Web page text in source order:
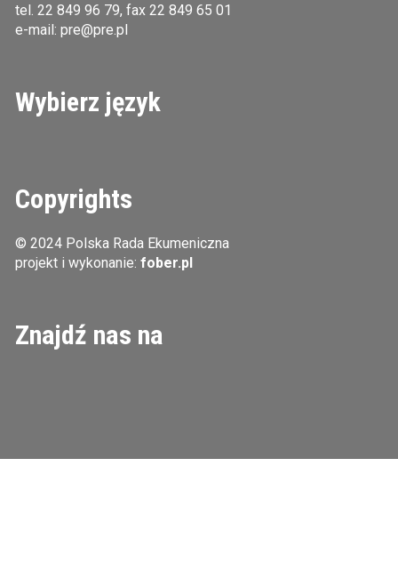
tel. 22 849 96 79, fax 22 849 65 01
e-mail: pre@pre.pl
Wybierz język
Copyrights
© 2024 Polska Rada Ekumeniczna
projekt i wykonanie: fober.pl
Znajdź nas na